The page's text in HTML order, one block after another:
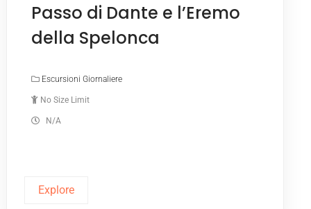
Passo di Dante e l’Eremo
della Spelonca
Escursioni Giornaliere
No Size Limit
N/A
Explore